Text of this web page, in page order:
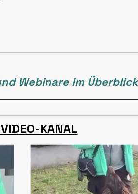
Webinare im Überblick
KANAL